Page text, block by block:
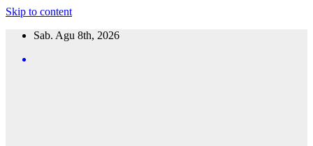
Skip to content
Sab. Agu 8th, 2026